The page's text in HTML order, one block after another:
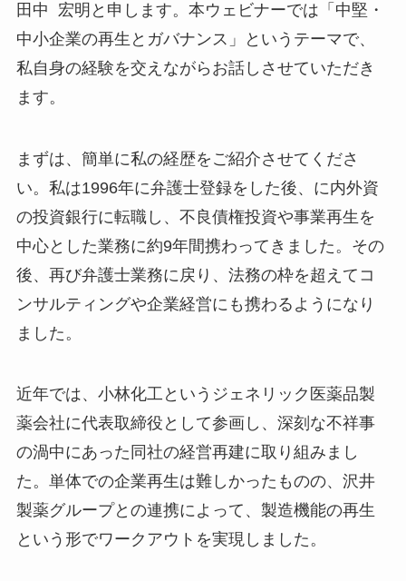
田中 宏明と申します。本ウェビナーでは「中堅・
中小企業の再生とガバナンス」というテーマで、
私自身の経験を交えながらお話しさせていただき
ます。
まずは、簡単に私の経歴をご紹介させてくださ
い。私は1996年に弁護士登録をした後、に内外資
の投資銀行に転職し、不良債権投資や事業再生を
中心とした業務に約9年間携わってきました。その
後、再び弁護士業務に戻り、法務の枠を超えてコ
ンサルティングや企業経営にも携わるようになり
ました。
近年では、小林化工というジェネリック医薬品製
薬会社に代表取締役として参画し、深刻な不祥事
の渦中にあった同社の経営再建に取り組みまし
た。単体での企業再生は難しかったものの、沢井
製薬グループとの連携によって、製造機能の再生
という形でワークアウトを実現しました。